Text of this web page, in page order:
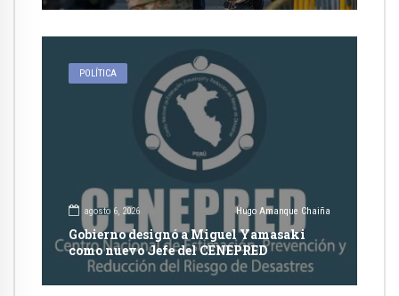
POLÍTICA
agosto 6, 2026 Hugo Amanque Chaiña
Gobierno designó a Miguel Yamasaki
como nuevo Jefe del CENEPRED